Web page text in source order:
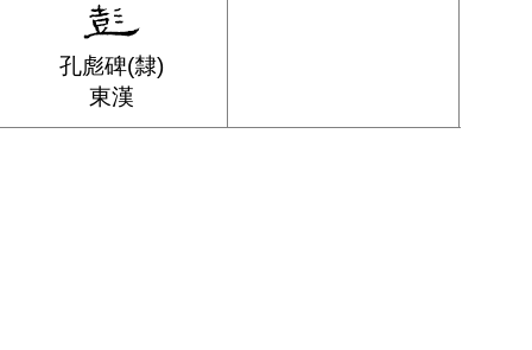
孔彪碑(隸)
東漢